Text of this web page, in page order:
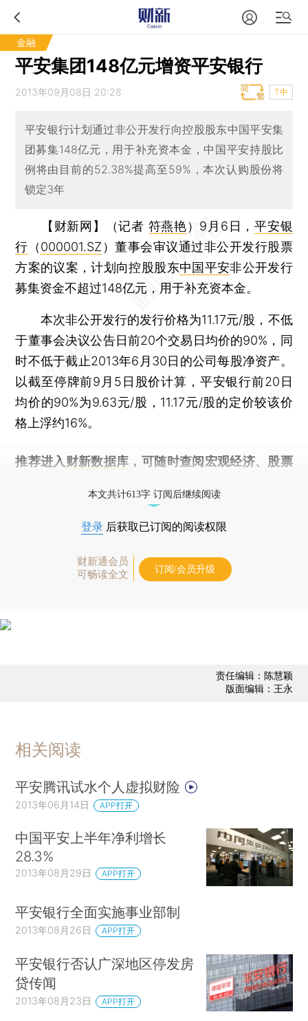
金融
平安集团148亿元增资平安银行
2013年09月08日 20:28 T中
平安银行计划通过非公开发行向控股股东中国平安集
团募集148亿元，用于补充资本金，中国平安持股比
例将由目前的52.38%提高至59%，本次认购股份将
锁定3年
【财新网】（记者 符燕艳） 9月6日，平安银
行 （000001.SZ ）董事会审议通过非公开发行股票
方案的议案，计划向控股股东中国平安非公开发行
募集资金不超过148亿元，用于补充资本金。
本次非公开发行的发行价格为11.17元/股，不低
于董事会决议公告日前20个交易日均价的90%，同
时不低于截止2013年6月30日的公司每股净资产。
以截至停牌前9月5日股价计算，平安银行前20日
均价的90%为9.63元/股，11.17元/股的定价较该价
格上浮约16%。
推荐进入 财新数据库 ，可随时查阅宏观经济、股票
本文共计613字 订阅后继续阅读
登录 后获取已订阅的阅读权限
财新通会员
可畅读全文
订阅/会员升级
责任编辑：陈慧颖
版面编辑：王永
相关阅读
平安腾讯试水个人虚拟财险
2013年06月14日 APP打开
中国平安上半年净利增长
28.3%
2013年08月29日 APP打开
平安银行全面实施事业部制
2013年08月26日 APP打开
平安银行否认广深地区停发房
贷传闻
2013年08月23日 APP打开